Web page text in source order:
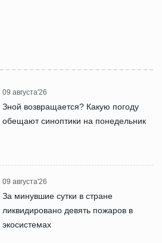
09 августа'26
Зной возвращается? Какую погоду
обещают синоптики на понедельник
09 августа'26
За минувшие сутки в стране
ликвидировано девять пожаров в
экосистемах